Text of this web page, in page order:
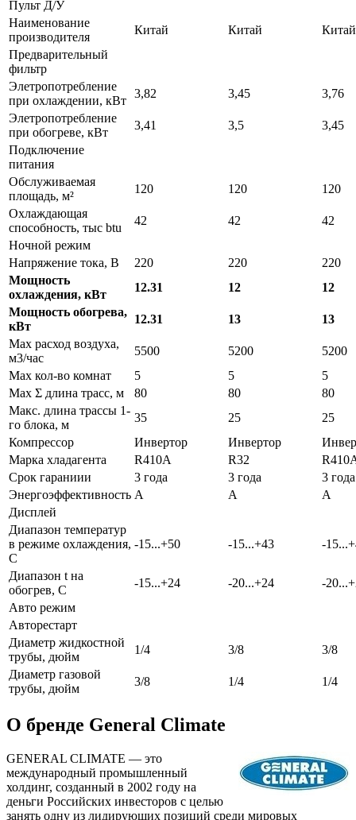
Пульт Д/У
Наименование
производителя
Китай Китай
Китай
Предварительный
фильтр
Элетропотребление
при охлаждении, кВт
3,82 3,45
3,76
Элетропотребление
при обогреве, кВт
3,41 3,5
3,45
Подключение
питания
Обслуживаемая
площадь, м²
120 120
120
Охлаждающая
способность, тыс btu
42 42
42
Ночной режим
Напряжение тока, В
220 220
220
Мощность
охлаждения, кВт
12.31 12
12
Мощность обогрева,
кВт
12.31 13
13
Max расход воздуха,
м3/час
5500 5200
5200
Max кол-во комнат
5 5
5
Max Σ длина трасс, м
80 80
80
Макс. длина трассы 1-
го блока, м
35 25
25
Компрессор
Инвертор Инвертор
Марка хладагента
R410A R32
Срок гараниии
3 года 3 года
3 года
Энергоэффективность A A
A
Дисплей
Диапазон температур
в режиме охлаждения,
С
-15...+50 -15...+43 -
Диапазон t на
обогрев, С
-15...+24 -20...+24
-
Авто режим
Авторестарт
Диаметр жидкостной
трубы, дюйм
1/4 3/8
3/8
Диаметр газовой
трубы, дюйм
3/8 1/4 1/4
О бренде General Climate
GENERAL CLIMATE — это
международный промышленный
холдинг, созданный в 2002 году на
деньги Российских инвесторов с целью
занять одну из лидирующих позиций среди мировых